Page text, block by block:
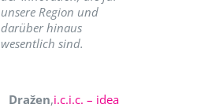
unsere Region und
darüber hinaus
wesentlich sind.
Dražen,i.c.i.c. – idea